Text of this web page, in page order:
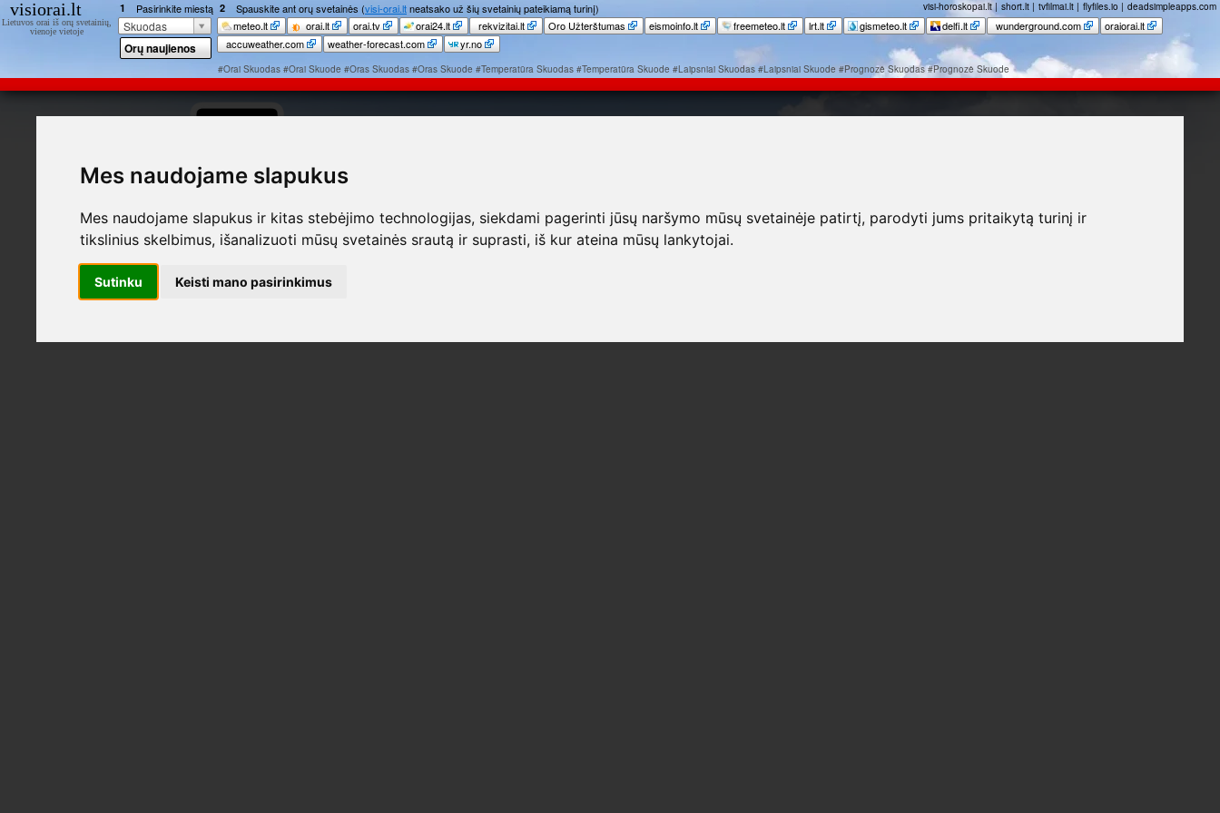
visiorai.lt
Lietuvos orai iš orų svetainių,
vienoje vietoje
Skuodas meteo.lt orai.lt orai.tv orai24.lt rekvizitai.lt Oro Užterštumas eismoinfo.lt freemeteo.lt lrt.lt gismeteo.lt delfi.lt wunderground.com
oraiorai.lt
accuweather.com
weather-forecast.com yr.no
#Orai Skuodas #Orai Skuode #Oras Skuodas #Oras Skuode #Temperatūra Skuodas #Temperatūra Skuode #Laipsniai Skuodas #Laipsniai Skuode #Prognozė Skuodas #Prognozė Skuode
Orų naujienos
1 Pasirinkite miestą 2 Spauskite ant orų svetainės (visi-orai.ltneatsako už šių svetainių pateikiamą turinį) visi-horoskopai.lt | short.lt | tvfilmai.lt | flyfiles.io | deadsimpleapps.com